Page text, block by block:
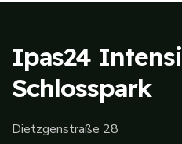
Ipas24
Schlosspark
Dietzgenstraße 28